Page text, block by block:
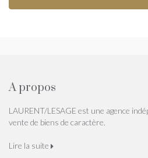
A propos
LAURENT/LESAGE est une agence
vente de biens de caractère.
Lire la suite